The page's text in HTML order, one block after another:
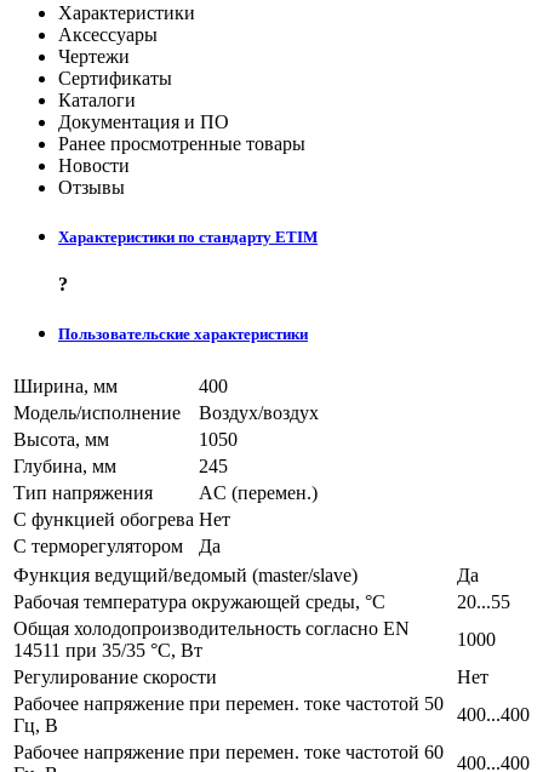
Характеристики
Аксессуары
Чертежи
Сертификаты
Каталоги
Документация и ПО
Ранее просмотренные товары
Новости
Отзывы
Характеристики по стандарту ETIM
?
Пользовательские характеристики
Ширина, мм
400
Модель/исполнение
Воздух/воздух
Высота, мм
1050
Глубина, мм
245
Тип напряжения
AC (перемен.)
С функцией обогрева Нет
С терморегулятором
Да
Функция ведущий/ведомый (master/slave)
Да
Рабочая температура окружающей среды, °C
20...55
Общая холодопроизводительность согласно EN
14511 при 35/35 °C, Вт
1000
Регулирование скорости
Нет
Рабочее напряжение при перемен. токе частотой 50
Гц, В
400...400
Рабочее напряжение при перемен. токе частотой 60
400...400